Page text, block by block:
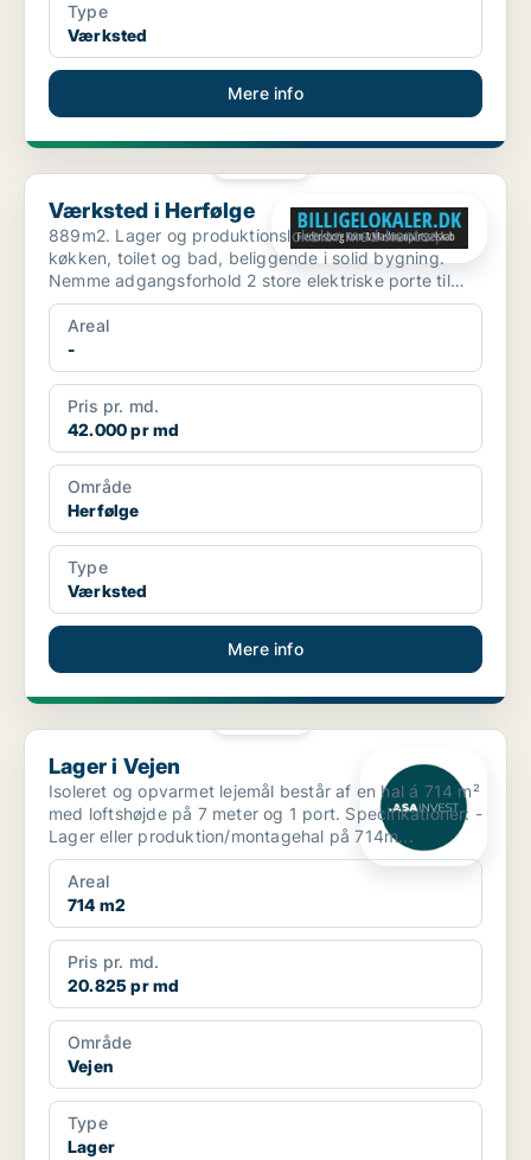
Type
Værksted
Mere info
Værksted i Herfølge
Værksted i Herfølge
889m2. Lager og produktionslokaler med kontor,
køkken, toilet og bad, beliggende i solid bygning.
Nemme adgangsforhold 2 store elektriske porte til
lager, pl...
Areal
-
Pris pr. md.
42.000 pr md
Område
Herfølge
Type
Værksted
Mere info
Lager i Vejen
Lager i Vejen
Isoleret og opvarmet lejemål består af en hal á 714 m²
med loftshøjde på 7 meter og 1 port. Specifikationer: -
Lager eller produktion/montagehal på 714m...
Areal
714 m2
Pris pr. md.
20.825 pr md
Område
Vejen
Type
Lager